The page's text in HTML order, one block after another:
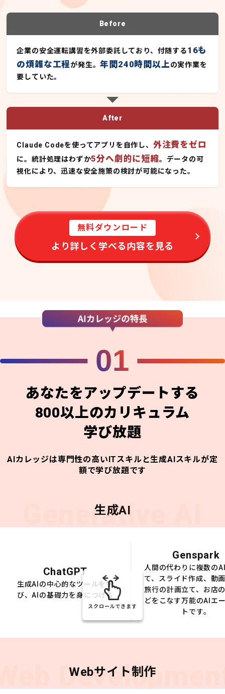
Before
企業の安全運転講習を外部委託しており、付随する16も
の煩雑な工程が発生。年間240時間以上の実作業を
要していた。
After
Claude Codeを使ってアプリを自作し、 外注費をゼロ
に。統計処理はわずか5分へ劇的に短縮。データの可
視化により、迅速な安全施策の検討が可能になった。
無料ダウンロード
より詳しく学べる内容を見る
01
あなたをアップデートする
800以上のカリキュラム
学び放題
AIカレッジは専門性の高いITスキルと生成AIスキルが定
額で学び放題です
Generative AI
生成AI
ChatGPT
生成AIの中心的なツールを学
び、AIの基礎力を身につける
Genspark
人間の代わりに複数の
て、スライド作成、動
旅行の計画立て、お店
どをこなす万能のAIエ
トです。
スクロールできます
Webサイト制作